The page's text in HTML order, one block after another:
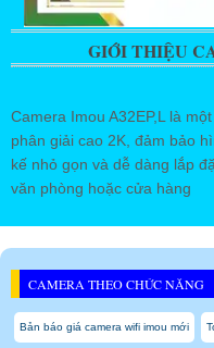
GIỚI THIỆU
Camera Imou A32EP,L là
phân giải cao 2K, đảm bảo
kế nhỏ gọn và dễ dàng lắp
văn phòng hoặc cửa hàng
CAMERA THEO CHỨC NĂNG
Bản báo giá camera wifi imou mới